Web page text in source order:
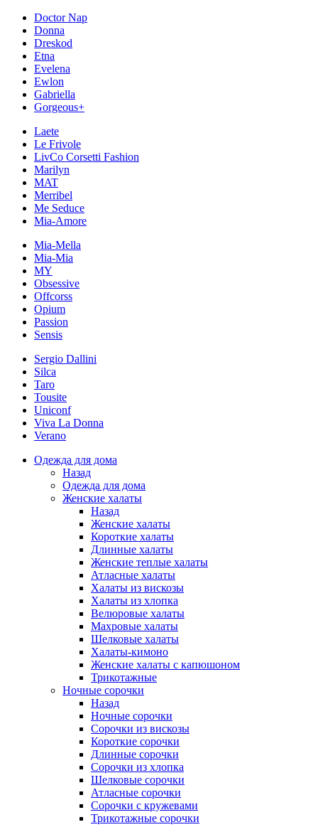
Doctor Nap
Donna
Dreskod
Etna
Evelena
Ewlon
Gabriella
Gorgeous+
Laete
Le Frivole
LivCo Corsetti Fashion
Marilyn
MAT
Merribel
Me Seduce
Mia-Amore
Mia-Mella
Mia-Mia
MY
Obsessive
Offcorss
Opium
Passion
Sensis
Sergio Dallini
Silca
Taro
Tousite
Uniconf
Viva La Donna
Verano
Одежда для дома
Назад
Одежда для дома
Женские халаты
Назад
Женские халаты
Короткие халаты
Длинные халаты
Женские теплые халаты
Атласные халаты
Халаты из вискозы
Халаты из хлопка
Велюровые халаты
Махровые халаты
Шелковые халаты
Халаты-кимоно
Женские халаты с капюшоном
Трикотажные
Ночные сорочки
Назад
Ночные сорочки
Сорочки из вискозы
Короткие сорочки
Длинные сорочки
Сорочки из хлопка
Шелковые сорочки
Атласные сорочки
Сорочки с кружевами
Трикотажные сорочки